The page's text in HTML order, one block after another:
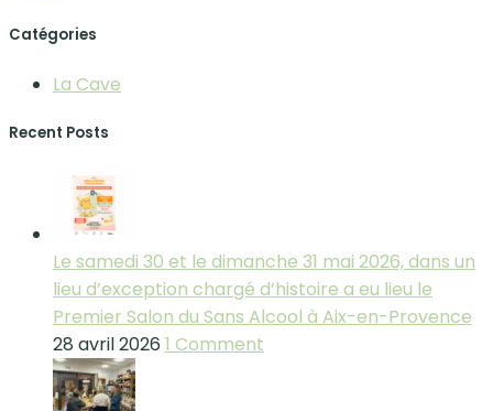
Catégories
La Cave
Recent Posts
Le samedi 30 et le dimanche 31 mai 2026, dans un
lieu d’exception chargé d’histoire a eu lieu le
Premier Salon du Sans Alcool à Aix-en-Provence
28 avril 2026 1 Comment